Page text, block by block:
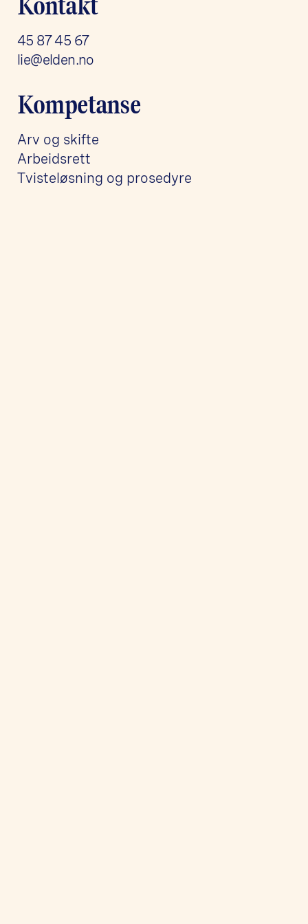
45 87 45 67
lie@elden.no
Kompetanse
Arv og skifte
Arbeidsrett
Tvisteløsning og prosedyre